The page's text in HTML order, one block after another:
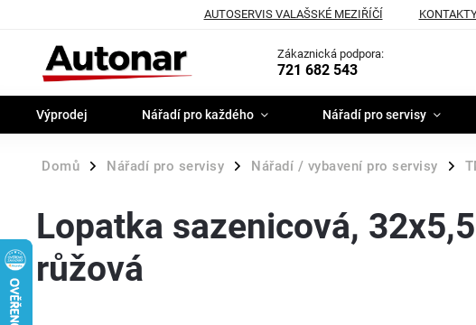
AUTOSERVIS VALAŠSKÉ MEZIŘÍČÍ
Zákaznická podpora:
721 682 543
Výprodej Nářadí pro každého Nářadí pro servisy
Domů / Nářadí pro servisy / Nářadí / vybavení pro servisy /
Lopatka sazenicová,
růžová